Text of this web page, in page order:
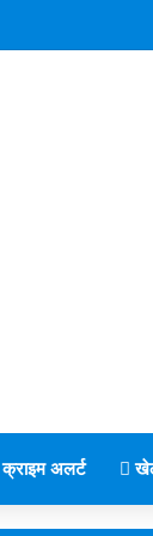
क्राइम अलर्ट